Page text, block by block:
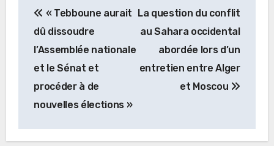
de
l’article
« Tebboune aurait
dû dissoudre
l’Assemblée nationale
et le Sénat et
procéder à de
nouvelles élections »
La question du conflit
au Sahara occidental
abordée lors d’un
entretien entre Alger
et Moscou